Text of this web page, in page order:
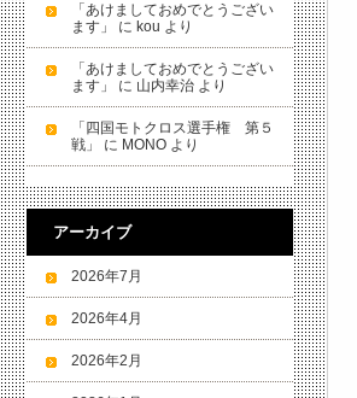
「あけましておめでとうござい
ます」
に kou より
「あけましておめでとうござい
ます」
に 山内幸治 より
「四国モトクロス選手権 第５
戦」
に MONO より
アーカイブ
2026年7月
2026年4月
2026年2月